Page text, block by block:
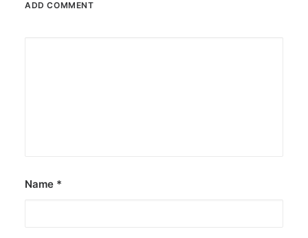
ADD COMMENT
Name *